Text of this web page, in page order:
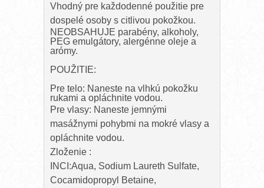
Vhodný pre každodenné použitie pre
dospelé osoby s citlivou pokožkou.
NEOBSAHUJE parabény, alkoholy,
PEG emulgátory, alergénne oleje a
arómy.
POUŽITIE:
Pre telo: Naneste na vlhkú pokožku
rukami a opláchnite vodou.
Pre vlasy: Naneste jemnými
masážnymi pohybmi na mokré vlasy a
opláchnite vodou.
Zloženie :
INCI:Aqua, Sodium Laureth Sulfate,
Cocamidopropyl Betaine,